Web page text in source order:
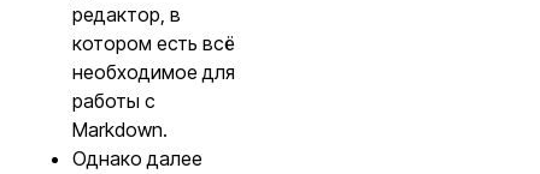
редактор, в
котором есть всё
необходимое для
работы с
Markdown.
Однако далее